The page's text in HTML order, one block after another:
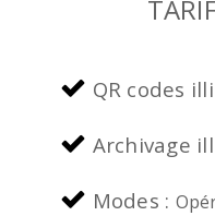
QR codes
Archivage
Modes :